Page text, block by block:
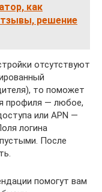
как
решение
отсутствуют
то поможет
профиля — любое,
или APN —
логина
После
помогут вам